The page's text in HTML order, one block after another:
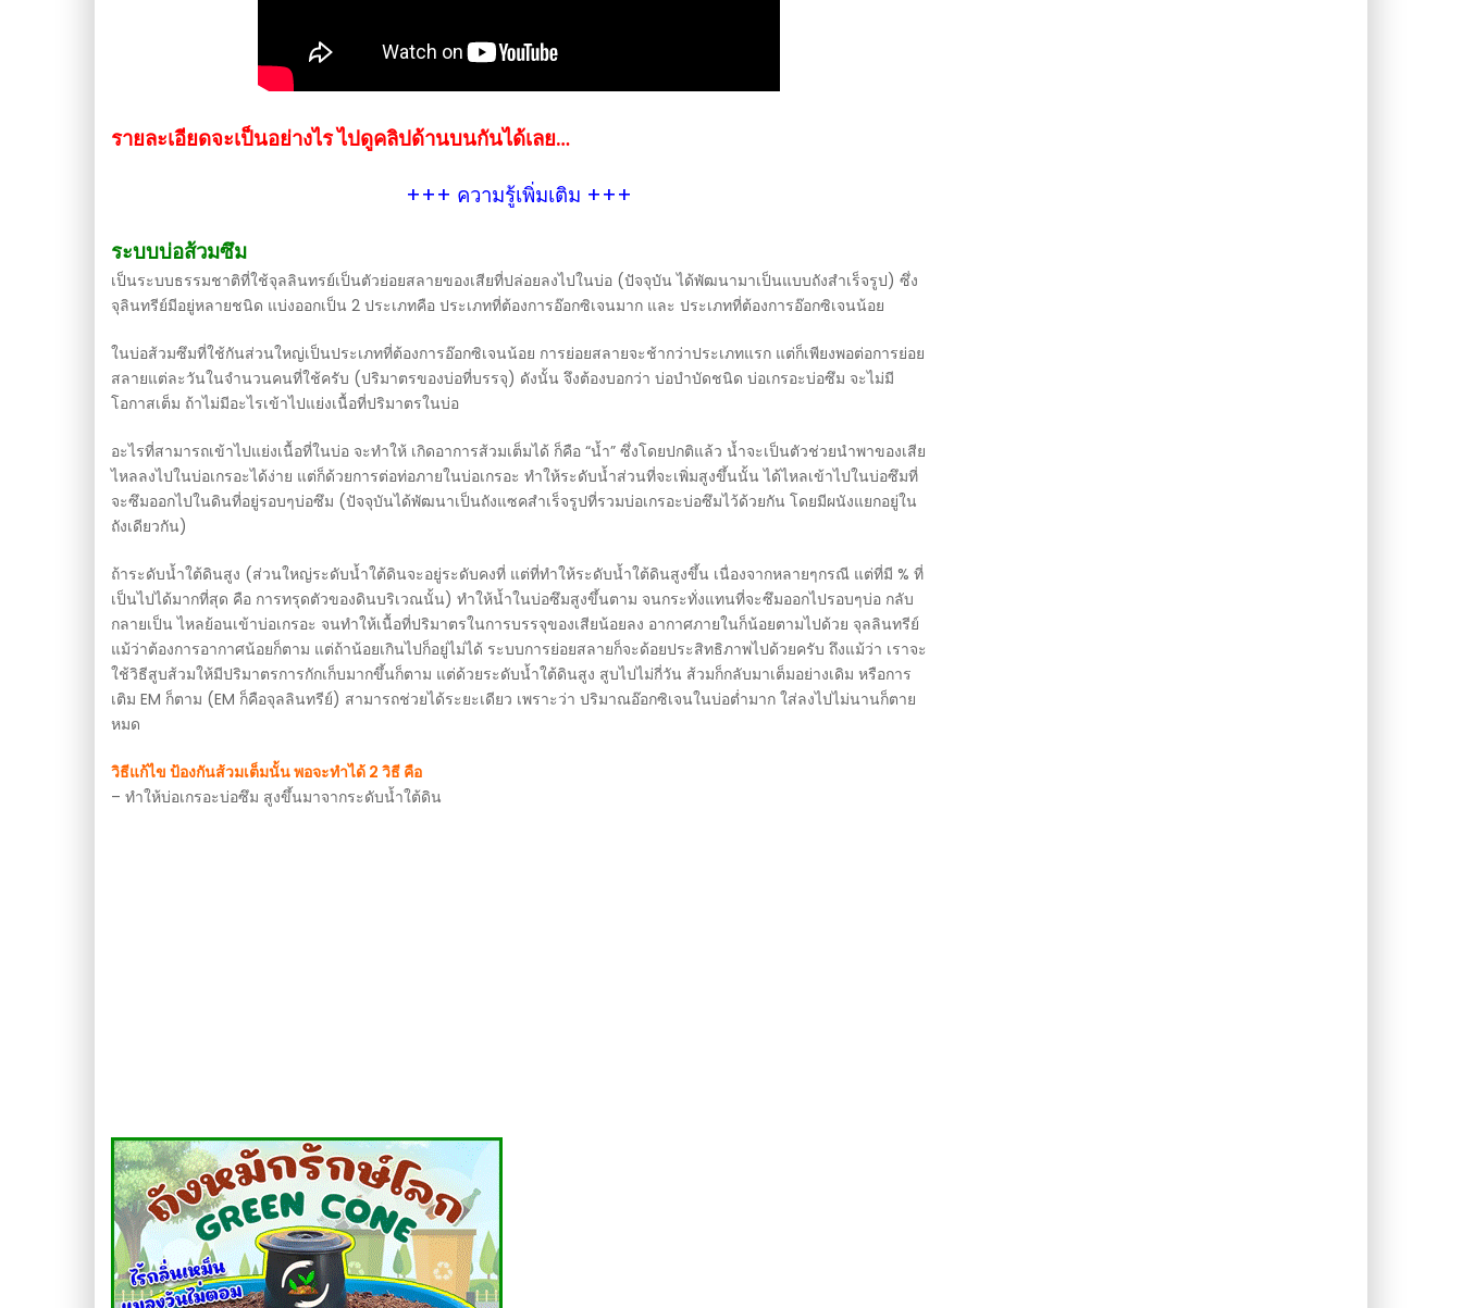
รายละเอียดจะเป็นอย่างไร ไปดูคลิปด้านบนกันได้เลย…
+++ ความรู้เพิ่มเติม +++
ระบบบ่อส้วมซึม
เป็นระบบธรรมชาติที่ใช้จุลลินทรย์เป็นตัวย่อยสลายของเสียที่ปล่อยลงไปในบ่อ (ปัจจุบัน ได้พัฒนามาเป็นแบบถังสำเร็จรูป) ซึ่ง
จุลินทรีย์มีอยู่หลายชนิด แบ่งออกเป็น 2 ประเภทคือ ประเภทที่ต้องการอ๊อกซิเจนมาก และ ประเภทที่ต้องการอ๊อกซิเจนน้อย
ในบ่อส้วมซึมที่ใช้กันส่วนใหญ่เป็นประเภทที่ต้องการอ๊อกซิเจนน้อย การย่อยสลายจะช้ากว่าประเภทแรก แต่ก็เพียงพอต่อการย่อย
สลายแต่ละวันในจำนวนคนที่ใช้ครับ (ปริมาตรของบ่อที่บรรจุ) ดังนั้น จึงต้องบอกว่า บ่อบำบัดชนิด บ่อเกรอะบ่อซึม จะไม่มี
โอกาสเต็ม ถ้าไม่มีอะไรเข้าไปแย่งเนื้อที่ปริมาตรในบ่อ
อะไรที่สามารถเข้าไปแย่งเนื้อที่ในบ่อ จะทำให้ เกิดอาการส้วมเต็มได้ ก็คือ “น้ำ” ซึ่งโดยปกติแล้ว น้ำจะเป็นตัวช่วยนำพาของเสีย
ไหลลงไปในบ่อเกรอะได้ง่าย แต่ก็ด้วยการต่อท่อภายในบ่อเกรอะ ทำให้ระดับน้ำส่วนที่จะเพิ่มสูงขึ้นนั้น ได้ไหลเข้าไปในบ่อซึมที่
จะซึมออกไปในดินที่อยู่รอบๆบ่อซึม (ปัจจุบันได้พัฒนาเป็นถังแซคสำเร็จรูปที่รวมบ่อเกรอะบ่อซึมไว้ด้วยกัน โดยมีผนังแยกอยู่ใน
ถังเดียวกัน)
ถ้าระดับน้ำใต้ดินสูง (ส่วนใหญ่ระดับน้ำใต้ดินจะอยู่ระดับคงที่ แต่ที่ทำให้ระดับน้ำใต้ดินสูงขึ้น เนื่องจากหลายๆกรณี แต่ที่มี % ที่
เป็นไปได้มากที่สุด คือ การทรุดตัวของดินบริเวณนั้น) ทำให้น้ำในบ่อซึมสูงขึ้นตาม จนกระทั่งแทนที่จะซึมออกไปรอบๆบ่อ กลับ
กลายเป็น ไหลย้อนเข้าบ่อเกรอะ จนทำให้เนื้อที่ปริมาตรในการบรรจุของเสียน้อยลง อากาศภายในก็น้อยตามไปด้วย จุลลินทรีย์
แม้ว่าต้องการอากาศน้อยก็ตาม แต่ถ้าน้อยเกินไปก็อยู่ไม่ได้ ระบบการย่อยสลายก็จะด้อยประสิทธิภาพไปด้วยครับ ถึงแม้ว่า เราจะ
ใช้วิธีสูบส้วมให้มีปริมาตรการกักเก็บมากขึ้นก็ตาม แต่ด้วยระดับน้ำใต้ดินสูง สูบไปไม่กี่วัน ส้วมก็กลับมาเต็มอย่างเดิม หรือการ
เติม EM ก็ตาม (EM ก็คือจุลลินทรีย์) สามารถช่วยได้ระยะเดียว เพราะว่า ปริมาณอ๊อกซิเจนในบ่อต่ำมาก ใส่ลงไปไม่นานก็ตาย
หมด
วิธีแก้ไข ป้องกันส้วมเต็มนั้น พอจะทำได้ 2 วิธี คือ
– ทำให้บ่อเกรอะบ่อซึม สูงขึ้นมาจากระดับน้ำใต้ดิน